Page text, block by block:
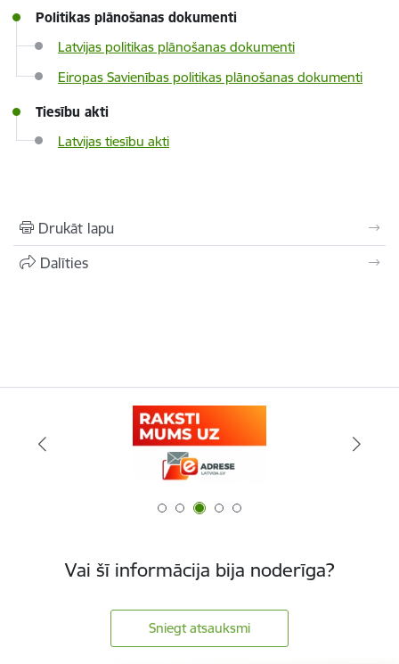
Politikas plānošanas dokumenti
Latvijas politikas plānošanas dokumenti
Eiropas Savienības politikas plānošanas dokumenti
Tiesību akti
Latvijas tiesību akti
Drukāt lapu
Dalīties
Vai šī informācija bija noderīga?
Sniegt atsauksmi